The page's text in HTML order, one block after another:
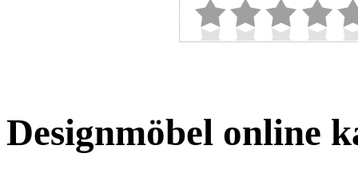
Designmöbel online